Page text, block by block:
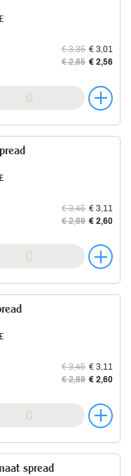
€ 3,35 € 3,01
€ 2,85 € 2,56
€ 3,45 € 3,11
€ 2,89 € 2,60
€ 3,45 € 3,11
€ 2,89 € 2,60
spread